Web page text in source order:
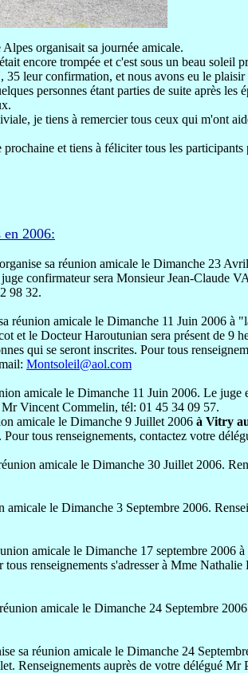
organisait sa journée amicale.
encore trompée et c'est sous un beau soleil
35 leur confirmation, et nous avons eu le
personnes étant parties de suite après les
je tiens à remercier tous ceux qui m'ont
prochaine et tiens à féliciter tous les
en 2006:
organise sa réunion amicale le Dimanche 23
confirmateur sera Monsieur Jean-Claude
98 32.
réunion amicale le Dimanche 11 Juin 2006 à
et le Docteur Haroutunian sera présent de 9
qui se seront inscrites. Pour tous
Montsoleil@aol.com
amicale le Dimanche 11 Juin 2006. Le
Vincent Commelin, tél: 01 45 34 09 57.
amicale le Dimanche 9 Juillet 2006 à Vitry
Pour tous renseignements, contactez votre
amicale le Dimanche 30 Juillet 2006.
amicale le Dimanche 3 Septembre 2006.
amicale le Dimanche 17 septembre 2006
renseignements s'adresser à Mme
amicale le Dimanche 24 Septembre
sa réunion amicale le Dimanche 24
Renseignements auprès de votre délégué